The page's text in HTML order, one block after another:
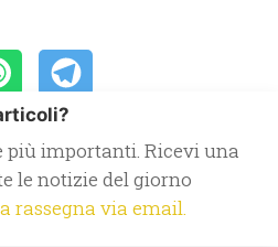
più importanti. Ricevi una
le notizie del giorno
rassegna via email.